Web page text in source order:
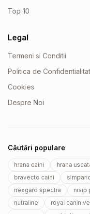
Top 10
Legal
Termeni si Conditii
Politica de
Cookies
Despre Noi
Căutări populare
hrana caini hrana
bravecto caini
nexgard spectra
nisip
nutraline
royal canin